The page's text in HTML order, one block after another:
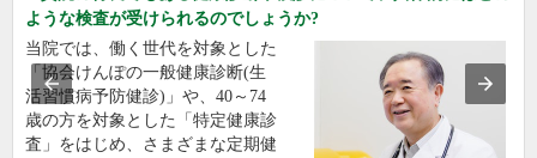
ような検査が受けられるのでしょうか?
当院では、働く世代を対象とした
「協会けんぽの一般健康診断(生
活習慣病予防健診)」や、40～74
歳の方を対象とした「特定健康診
査」をはじめ、さまざまな定期健